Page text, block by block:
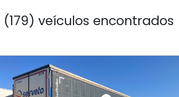
(179) veículos encontrados